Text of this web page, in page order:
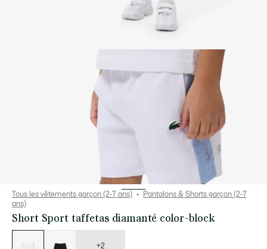
Tous les vêtements garçon (2-7 ans)
Pantalons & Shorts garçon (2-7
ans)
Short Sport taffetas diamanté color-block
déclinaisons
+2